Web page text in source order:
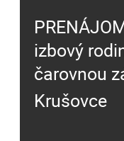
izbový
čarovnou
Krušovce